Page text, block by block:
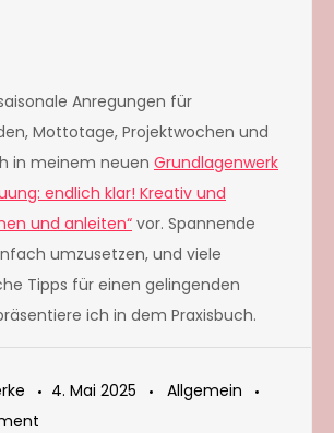
Anregungen für
Mottotage, Projektwochen und
in meinem neuen Grundlagenwerk
ung: endlich klar! Kreativ und
und anleiten“ vor. Spannende
umzusetzen, und viele
Tipps für einen gelingenden
ich in dem Praxisbuch.
4. Mai 2025
Allgemein